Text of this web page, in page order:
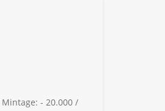
Mintage: - 20.000 /